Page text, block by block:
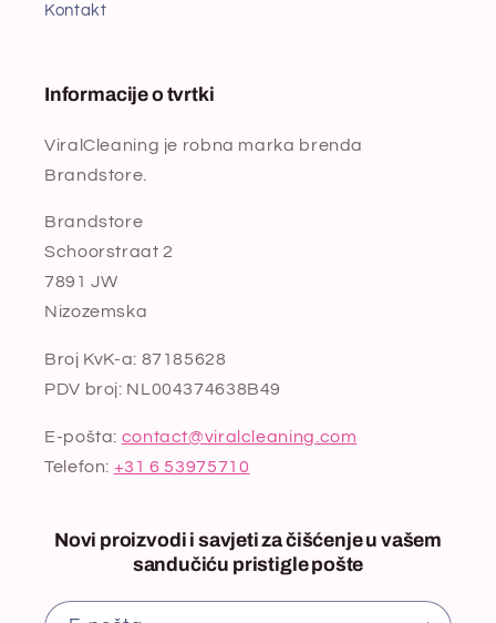
Kontakt
Informacije o tvrtki
ViralCleaning je robna marka brenda
Brandstore.
Brandstore
Schoorstraat 2
7891 JW
Nizozemska
Broj KvK-a: 87185628
PDV broj: NL004374638B49
E-pošta: contact@viralcleaning.com
Telefon: +31 6 53975710
Novi proizvodi i savjeti za čišćenje u vašem
sandučiću pristigle pošte